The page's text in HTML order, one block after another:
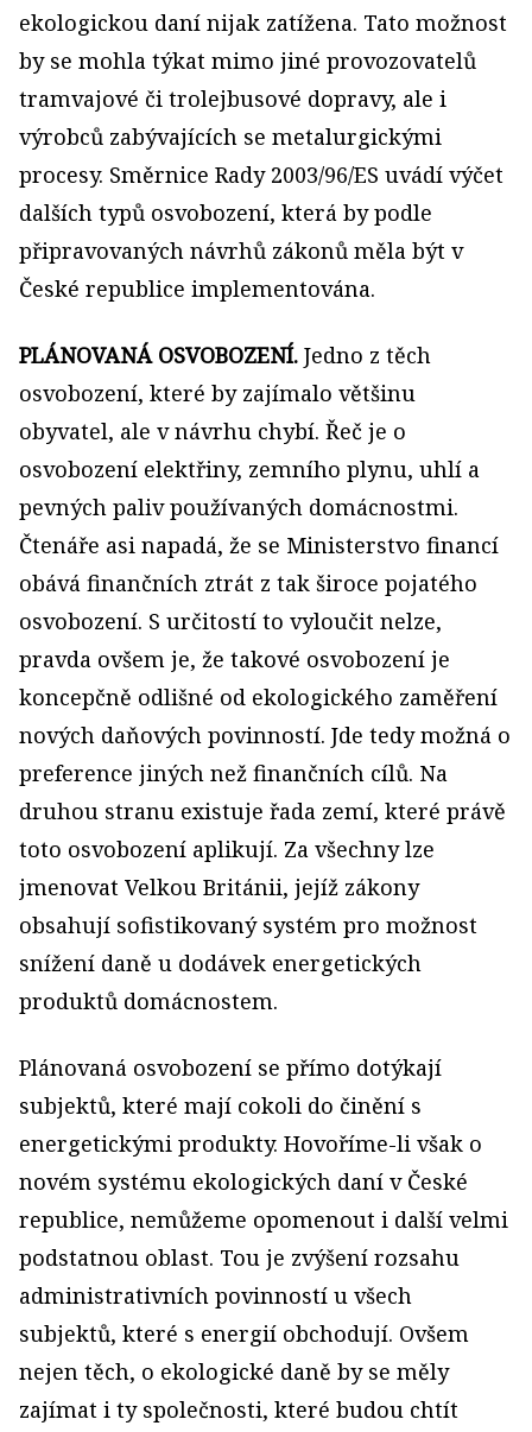
ekologickou daní nijak zatížena. Tato možnost
by se mohla týkat mimo jiné provozovatelů
tramvajové či trolejbusové dopravy, ale i
výrobců zabývajících se metalurgickými
procesy. Směrnice Rady 2003/96/ES uvádí výčet
dalších typů osvobození, která by podle
připravovaných návrhů zákonů měla být v
České republice implementována.
PLÁNOVANÁ OSVOBOZENÍ. Jedno z těch
osvobození, které by zajímalo většinu
obyvatel, ale v návrhu chybí. Řeč je o
osvobození elektřiny, zemního plynu, uhlí a
pevných paliv používaných domácnostmi.
Čtenáře asi napadá, že se Ministerstvo financí
obává finančních ztrát z tak široce pojatého
osvobození. S určitostí to vyloučit nelze,
pravda ovšem je, že takové osvobození je
koncepčně odlišné od ekologického zaměření
nových daňových povinností. Jde tedy možná o
preference jiných než finančních cílů. Na
druhou stranu existuje řada zemí, které právě
toto osvobození aplikují. Za všechny lze
jmenovat Velkou Británii, jejíž zákony
obsahují sofistikovaný systém pro možnost
snížení daně u dodávek energetických
produktů domácnostem.
Plánovaná osvobození se přímo dotýkají
subjektů, které mají cokoli do činění s
energetickými produkty. Hovoříme-li však o
novém systému ekologických daní v České
republice, nemůžeme opomenout i další velmi
podstatnou oblast. Tou je zvýšení rozsahu
administrativních povinností u všech
subjektů, které s energií obchodují. Ovšem
nejen těch, o ekologické daně by se měly
zajímat i ty společnosti, které budou chtít